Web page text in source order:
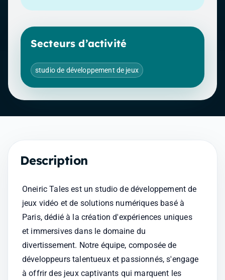
Secteurs d’activité
studio de développement de jeux
Description
Oneiric Tales est un studio de développement de
jeux vidéo et de solutions numériques basé à
Paris, dédié à la création d'expériences uniques
et immersives dans le domaine du
divertissement. Notre équipe, composée de
développeurs talentueux et passionnés, s'engage
à offrir des jeux captivants qui marquent les